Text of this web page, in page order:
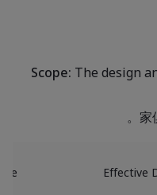
Scope:The design
家
Effective